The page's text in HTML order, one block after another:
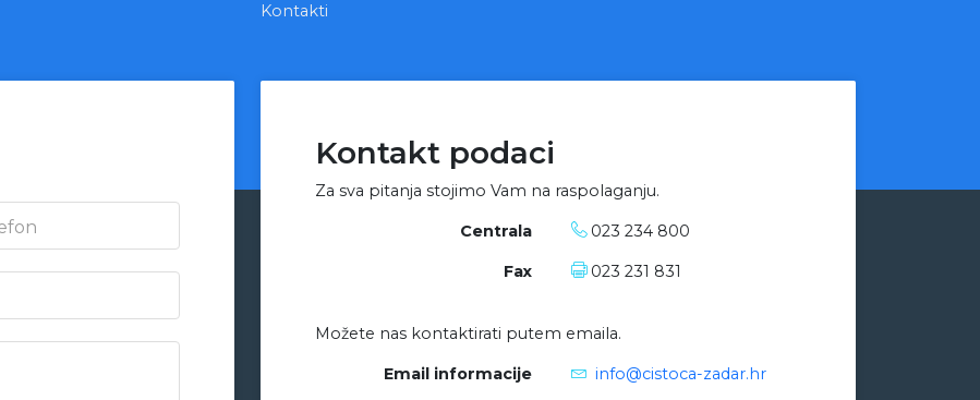
Kontakti
Kontakt podaci
Za sva pitanja stojimo Vam na raspolaganju.
Centrala 023 234 800
Fax 023 231 831
Možete nas kontaktirati putem emaila.
Email informacije info@cistoca-zadar.hr